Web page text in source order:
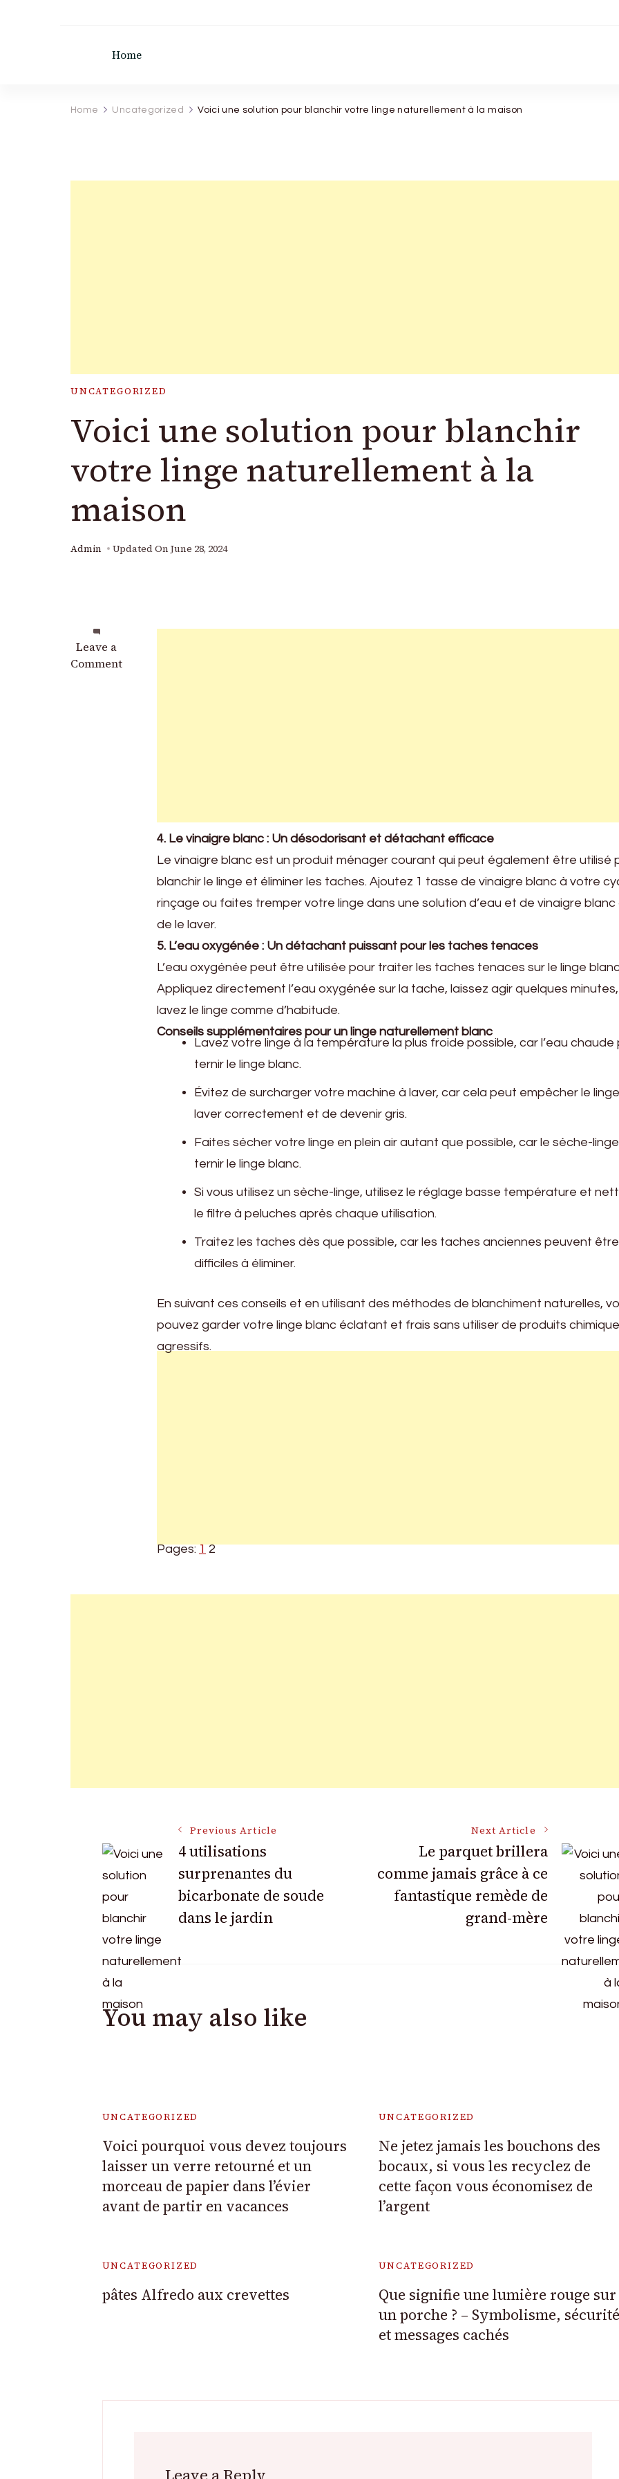
Home
Home Uncategorized Voici une solution pour blanchir votre linge naturellement à la maison
UNCATEGORIZED
Voici une solution pour blanchir
votre linge naturellement à la
maison
Admin Updated On June 28, 2024
Leave a
Comment
on
Voici
4. Le vinaigre blanc : Un désodorisant et détachant efficace
Le vinaigre blanc est un produit ménager courant qui peut également être utilisé
blanchir le linge et éliminer les taches. Ajoutez 1 tasse de vinaigre blanc à votre
rinçage ou faites tremper votre linge dans une solution d’eau et de vinaigre blanc
de le laver.
5. L’eau oxygénée : Un détachant puissant pour les taches tenaces
L’eau oxygénée peut être utilisée pour traiter les taches tenaces sur le linge
Appliquez directement l’eau oxygénée sur la tache, laissez agir quelques
lavez le linge comme d’habitude.
Conseils supplémentaires pour un linge naturellement blanc
Lavez votre linge à la température la plus froide possible, car l’eau chaude
ternir le linge blanc.
Évitez de surcharger votre machine à laver, car cela peut empêcher le
laver correctement et de devenir gris.
Faites sécher votre linge en plein air autant que possible, car le sèche-
ternir le linge blanc.
Si vous utilisez un sèche-linge, utilisez le réglage basse température et
le filtre à peluches après chaque utilisation.
Traitez les taches dès que possible, car les taches anciennes peuvent
difficiles à éliminer.
En suivant ces conseils et en utilisant des méthodes de blanchiment naturelles,
pouvez garder votre linge blanc éclatant et frais sans utiliser de produits
agressifs.
Pages:1 2
Post
Navigation
Previous Article
4 utilisations
surprenantes du
bicarbonate de soude
dans le jardin
Next Article
Le parquet brillera
comme jamais grâce à ce
fantastique remède de
grand-mère
You may also like
UNCATEGORIZED
Voici pourquoi vous devez toujours
laisser un verre retourné et un
morceau de papier dans l’évier
avant de partir en vacances
UNCATEGORIZED
Ne jetez jamais les bouchons des
bocaux, si vous les recyclez de
cette façon vous économisez de
l’argent
UNCATEGORIZED
pâtes Alfredo aux crevettes
UNCATEGORIZED
Que signifie une lumière rouge sur
un porche ? – Symbolisme, sécurité
et messages cachés
Leave a Reply